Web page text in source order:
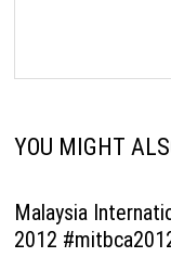
YOU MIGHT
Malaysia
2012